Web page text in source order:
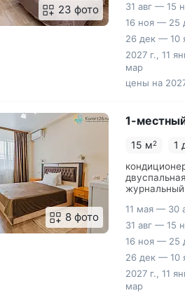
23 фото 31 авг — 15
16 ноя — 25
26 дек — 10
2027 г., 11
мар
цены на
8 фото
1-
15 м2 1
журнальный
11 мая — 30
31 авг — 15
16 ноя — 25
26 дек — 10
2027 г., 11
мар